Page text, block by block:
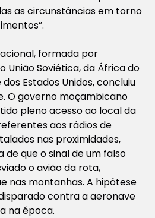
as circunstâncias em torno
formada por
União Soviética, da África do
Estados Unidos, concluiu
O governo moçambicano
pleno acesso ao local da
aos rádios de
nas proximidades,
de que o sinal de um falso
o avião da rota,
nas montanhas. A hipótese
contra a aeronave
na época.